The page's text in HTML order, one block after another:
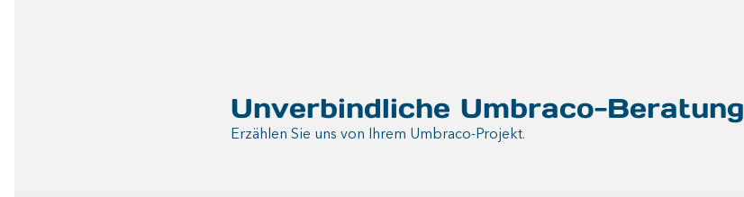
Unverbindliche Umbraco-Beratung
Erzählen Sie uns von Ihrem Umbraco-Projekt.